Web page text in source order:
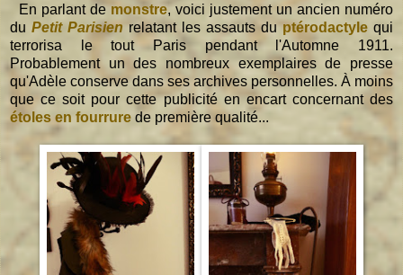
En parlant de monstre, voici justement un ancien numéro
du Petit Parisien relatant les assauts duptérodactyle qui
terrorisa le tout Paris pendant l'Automne 1911.
Probablement un des nombreux exemplaires de presse
qu'Adèle conserve dans ses archives personnelles. À moins
que ce soit pour cette publicité en encart concernant des
étoles en fourrure de première qualité...